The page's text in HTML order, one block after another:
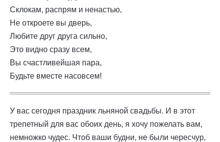
Склокам, распрям и ненастью,
Не откроете вы дверь,
Любите друг друга сильно,
Это видно сразу всем,
Вы счастливейшая пара,
Будьте вместе насовсем!
У вас сегодня праздник льняной свадьбы. И в этот
трепетный для вас обоих день, я хочу пожелать вам,
немножко чудес. Чтоб ваши будни, не были чересчур,